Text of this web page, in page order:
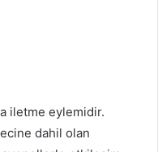
iletme eylemidir.
dahil olan